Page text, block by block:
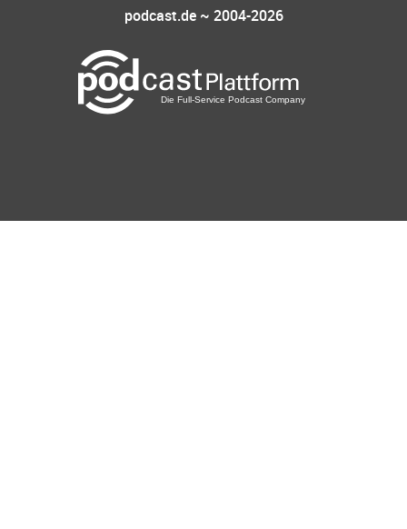
podcast.de ~ 2004-2026